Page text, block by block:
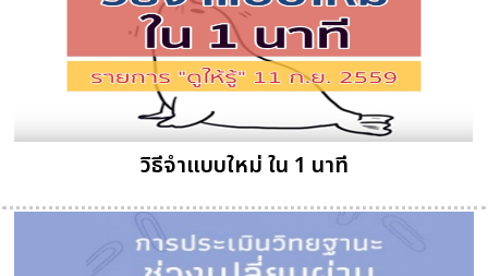
วิธีจำแบบใหม่ ใน 1 นาที